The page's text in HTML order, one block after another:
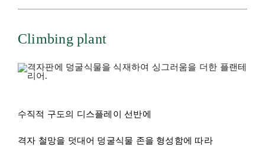
마다가스카르 자스민은 방문객로 하여금
감각의 전이를 이끌어낸다.